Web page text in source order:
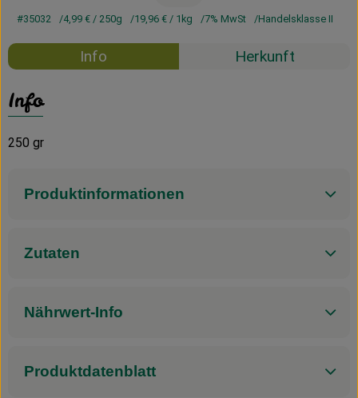
#35032 4,99 € / 250g 19,96 € / 1kg 7% MwSt Handelsklasse II
Info Herkunft
Info
250 gr
Produktinformationen
Zutaten
Nährwert-Info
Produktdatenblatt